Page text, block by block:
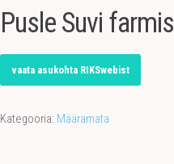
Pusle Suvi farmis
vaata asukohta RIKSwebist
Kategooria: Määramata